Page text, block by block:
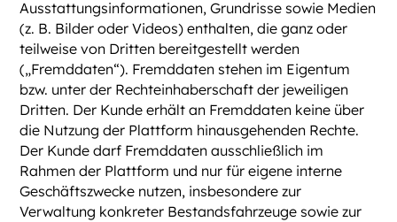
Ausstattungsinformationen, Grundrisse sowie Medien
(z. B. Bilder oder Videos) enthalten, die ganz oder
teilweise von Dritten bereitgestellt werden
(„Fremddaten“). Fremddaten stehen im Eigentum
bzw. unter der Rechteinhaberschaft der jeweiligen
Dritten. Der Kunde erhält an Fremddaten keine über
die Nutzung der Plattform hinausgehenden Rechte.
Der Kunde darf Fremddaten ausschließlich im
Rahmen der Plattform und nur für eigene interne
Geschäftszwecke nutzen, insbesondere zur
Verwaltung konkreter Bestandsfahrzeuge sowie zur